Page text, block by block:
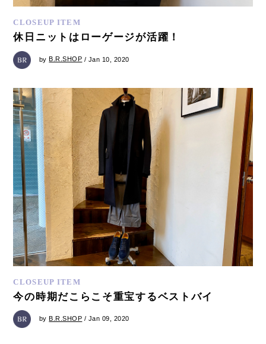
CLOSEUP ITEM
休日ニットはローゲージが活躍！
by B.R.SHOP / Jan 10, 2020
CLOSEUP ITEM
今の時期だこらこそ重宝するベストバイ
by B.R.SHOP / Jan 09, 2020